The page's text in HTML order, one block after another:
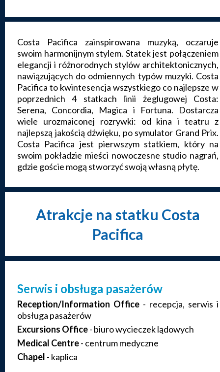
Costa Pacifica zainspirowana muzyką, oczaruje
swoim harmonijnym stylem. Statek jest połączeniem
elegancji i różnorodnych stylów architektonicznych,
nawiązujących do odmiennych typów muzyki. Costa
Pacifica to kwintesencja wszystkiego co najlepsze w
poprzednich 4 statkach linii żeglugowej Costa:
Serena, Concordia, Magica i Fortuna. Dostarcza
wiele urozmaiconej rozrywki: od kina i teatru z
najlepszą jakością dźwięku, po symulator Grand Prix.
Costa Pacifica jest pierwszym statkiem, który na
swoim pokładzie mieści nowoczesne studio nagrań,
gdzie goście mogą stworzyć swoją własną płytę.
Atrakcje na statku Costa
Pacifica
Serwis i obsługa pasażerów
Reception/Information Office - recepcja, serwis i
obsługa pasażerów
Excursions Office- biuro wycieczek lądowych
Medical Centre- centrum medyczne
Chapel - kaplica